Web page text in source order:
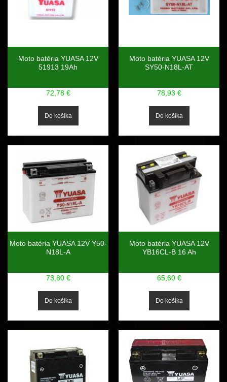
Moto batéria YUASA 12V
51913 19Ah
72,78 €
Moto batéria YUASA 12V
SY50-N18L-AT
78,93 €
Moto batéria YUASA 12V Y50-
N18L-A
73,80 €
Moto batéria YUASA 12V
YB16CL-B 16 Ah
65,60 €